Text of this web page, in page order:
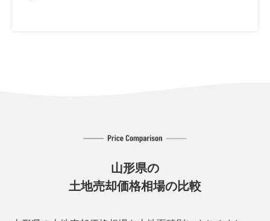
山形県の
土地売却価格相場の比較